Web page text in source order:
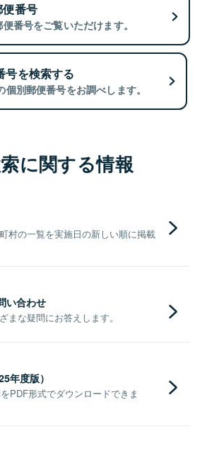
番号
番号をご覧いただけます。
号を検索する
別郵便番号をお調べします。
に関する情報
村の一覧を実施日の新しい順に掲載
い合わせ
まな疑問にお答えします。
年度版）
PDF形式でダウンロードできま